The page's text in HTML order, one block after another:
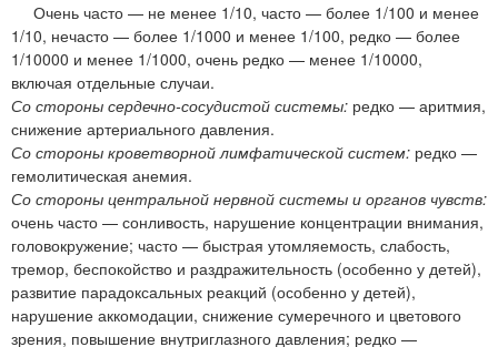
Очень часто — не менее 1/10, часто — более 1/100 и менее
1/10, нечасто — более 1/1000 и менее 1/100, редко — более
1/10000 и менее 1/1000, очень редко — менее 1/10000,
включая отдельные случаи.
Со стороны сердечно-сосудистой системы: редко — аритмия,
снижение артериального давления.
Со стороны кроветворной лимфатической систем: редко —
гемолитическая анемия.
Со стороны центральной нервной системы и органов чувств:
очень часто — сонливость, нарушение концентрации внимания,
головокружение; часто — быстрая утомляемость, слабость,
тремор, беспокойство и раздражительность (особенно у детей),
развитие парадоксальных реакций (особенно у детей),
нарушение аккомодации, снижение сумеречного и цветового
зрения, повышение внутриглазного давления; редко —